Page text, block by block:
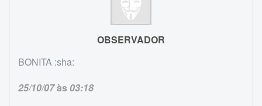
OBSERVADOR
BONITA :sha:
25/10/07às03:18